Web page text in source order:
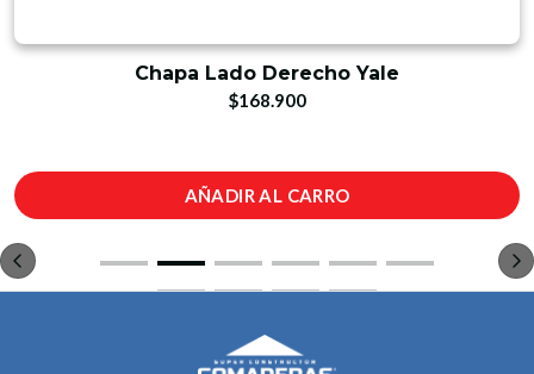
Chapa Lado Derecho Yale
$168.900
AÑADIR AL CARRO